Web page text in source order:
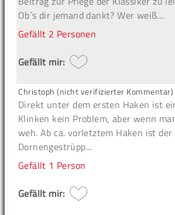
Ob´s dir jemand dankt? Wer weiß....
Gefällt 2 Personen
Gefällt mir:
Christoph (nicht verifizierter Kommentar)
Direkt unter dem ersten Haken ist
Klinken kein Problem, aber wenn
weh. Ab ca. vorletztem Haken ist
Dornengestrüpp...
Gefällt 1 Person
Gefällt mir: